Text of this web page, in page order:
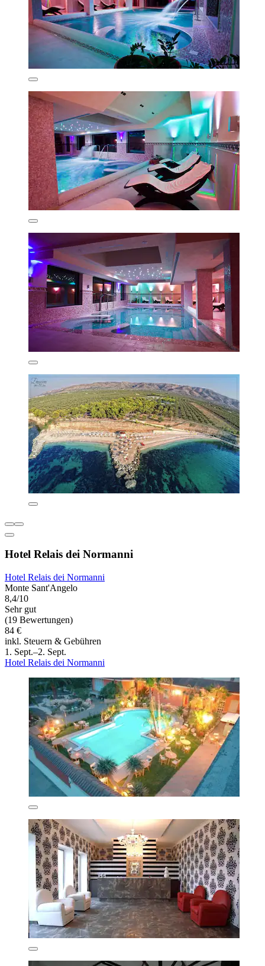
Hotel Relais dei Normanni
Hotel Relais dei Normanni
Monte Sant'Angelo
8,4/10
Sehr gut
(19 Bewertungen)
84 €
inkl. Steuern & Gebühren
1. Sept.–2. Sept.
Hotel Relais dei Normanni